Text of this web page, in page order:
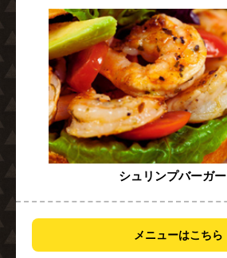
シュリンプバーガー
メニューはこちら